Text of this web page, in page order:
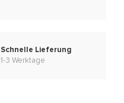
Schnelle Lieferung
1-3 Werktage